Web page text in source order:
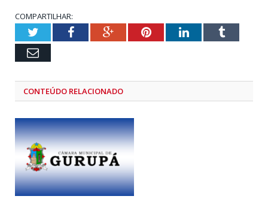
COMPARTILHAR:
TwitterFacebookGoogle+PinterestLinkedInTumblr
Email
CONTEÚDO RELACIONADO